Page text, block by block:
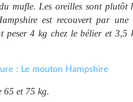
mufle. Les oreilles sont plutôt
est recouvert par
4 kg chez le bélier et 3,5
65 et 75 kg.